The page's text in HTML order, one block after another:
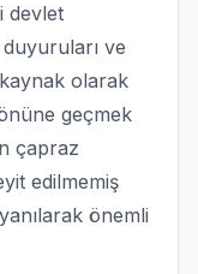
devlet
ve
olarak
geçmek
çapraz
edilmemiş
önemli